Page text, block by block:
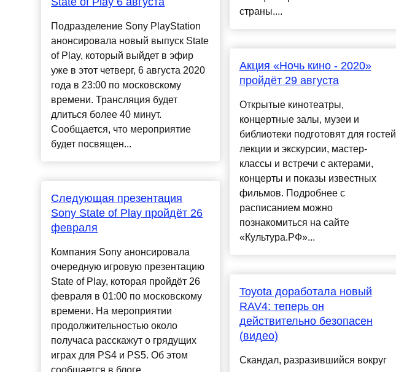
Подразделение Sony PlayStation
анонсировала новый выпуск State
of Play, который выйдет в эфир
уже в этот четверг, 6 августа 2020
года в 23:00 по московскому
времени. Трансляция будет
длиться более 40 минут.
Сообщается, что мероприятие
будет посвящен...
Следующая презентация
Sony State of Play пройдёт 26
февраля
Компания Sony анонсировала
очередную игровую презентацию
State of Play, которая пройдёт 26
февраля в 01:00 по московскому
времени. На мероприятии
продолжительностью около
получаса расскажут о грядущих
играх для PS4 и PS5. Об этом
страны....
Акция «Ночь кино - 2020»
пройдёт 29 августа
Открытые кинотеатры,
концертные залы, музеи и
библиотеки подготовят для гостей
лекции и экскурсии, мастер-
классы и встречи с актерами,
концерты и показы известных
фильмов. Подробнее с
расписанием можно
познакомиться на сайте
«Культура.РФ»...
Toyota доработала новый
RAV4: теперь он
действительно безопасен
(видео)
Скандал, разразившийся вокруг